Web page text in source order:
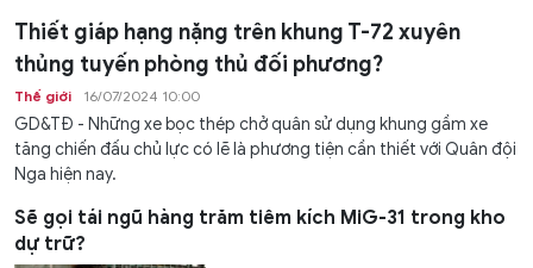
Thiết giáp hạng nặng trên khung T-72 xuyên
thủng tuyến phòng thủ đối phương?
Thế giới 16/07/2024 10:00
GD&TĐ - Những xe bọc thép chở quân sử dụng khung gầm xe
tăng chiến đấu chủ lực có lẽ là phương tiện cần thiết với Quân đội
Nga hiện nay.
Sẽ gọi tái ngũ hàng trăm tiêm kích MiG-31 trong kho
dự trữ?